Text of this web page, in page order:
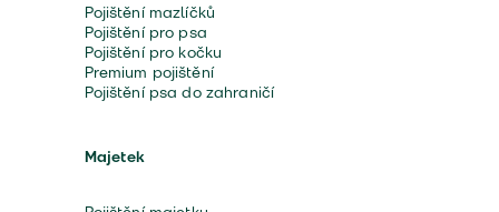
Pojištění mazlíčků
Pojištění pro psa
Pojištění pro kočku
Premium pojištění
Pojištění psa do zahraničí
Majetek